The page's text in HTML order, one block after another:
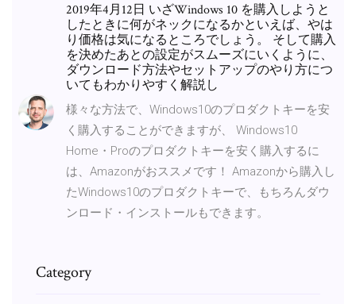
2019年4月12日 いざWindows 10 を購入しようと
したときに何がネックになるかといえば、やは
り価格は気になるところでしょう。 そして購入
を決めたあとの設定がスムーズにいくように、
ダウンロード方法やセットアップのやり方につ
いてもわかりやすく解説し
様々な方法で、Windows10のプロダクトキーを安
く購入することができますが、 Windows10
Home・Proのプロダクトキーを安く購入するに
は、Amazonがおススメです！ Amazonから購入し
たWindows10のプロダクトキーで、もちろんダウ
ンロード・インストールもできます。
Category